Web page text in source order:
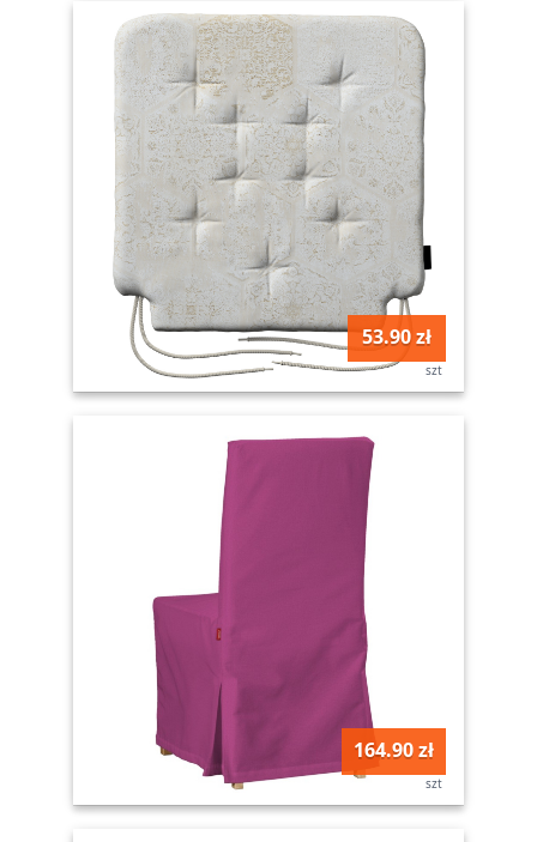
53.90 zł
szt
164.90 zł
szt